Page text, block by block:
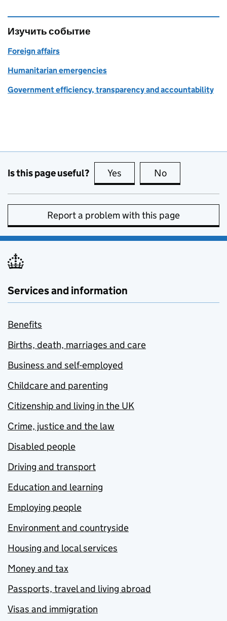
Изучить событие
Foreign affairs
Humanitarian emergencies
Government efficiency, transparency and accountability
Is this page useful? Yes this page is useful
No
Report a problem with this page
Services and information
Benefits
Births, death, marriages and care
Business and self-employed
Childcare and parenting
Citizenship and living in the UK
Crime, justice and the law
Disabled people
Driving and transport
Education and learning
Employing people
Environment and countryside
Housing and local services
Money and tax
Passports, travel and living abroad
Visas and immigration